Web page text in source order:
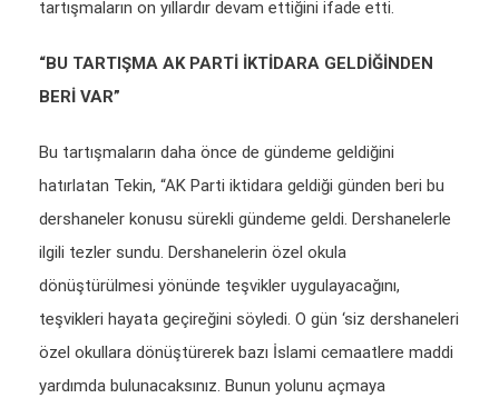
tartışmaların on yıllardır devam ettiğini ifade etti.
“BU TARTIŞMA AK PARTİ İKTİDARA GELDİĞİNDEN
BERİ VAR”
Bu tartışmaların daha önce de gündeme geldiğini
hatırlatan Tekin, “AK Parti iktidara geldiği günden beri bu
dershaneler konusu sürekli gündeme geldi. Dershanelerle
ilgili tezler sundu. Dershanelerin özel okula
dönüştürülmesi yönünde teşvikler uygulayacağını,
teşvikleri hayata geçireğini söyledi. O gün ‘siz dershaneleri
özel okullara dönüştürerek bazı İslami cemaatlere maddi
yardımda bulunacaksınız. Bunun yolunu açmaya